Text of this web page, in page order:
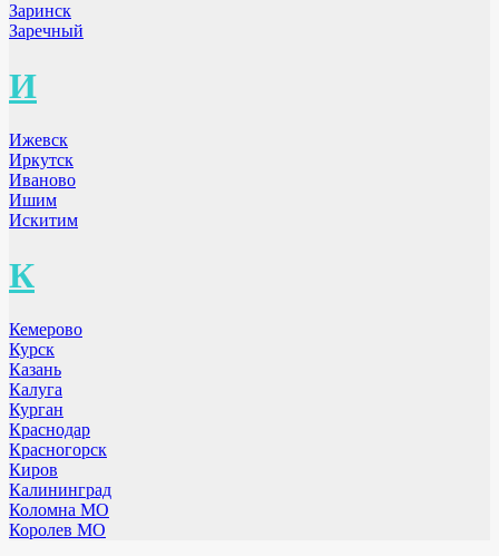
Заринск
Заречный
И
Ижевск
Иркутск
Иваново
Ишим
Искитим
К
Кемерово
Курск
Казань
Калуга
Курган
Краснодар
Красногорск
Киров
Калининград
Коломна МО
Королев МО